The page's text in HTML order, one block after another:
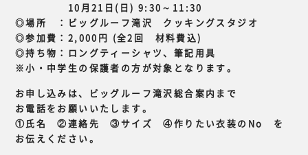
10月21日(日) 9:30～11:30
◎場所 ：ビッグルーフ滝沢 クッキングスタジオ
◎参加費：2,000円 (全2回 材料費込)
◎持ち物：ロングティーシャツ、筆記用具
※小・中学生の保護者の方が対象となります。
お申し込みは、ビッグルーフ滝沢総合案内まで
お電話をお願いいたします。
①氏名 ②連絡先 ③サイズ ④作りたい衣装のNo を
お伝えください。